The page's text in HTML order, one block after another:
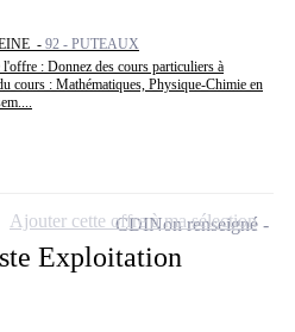
- 92 - PUTEAUX
: Donnez des cours particuliers à
cours : Mathématiques, Physique-Chimie en
Exploitation
CDINon renseigné
Ajouter cette offre à ma sélection